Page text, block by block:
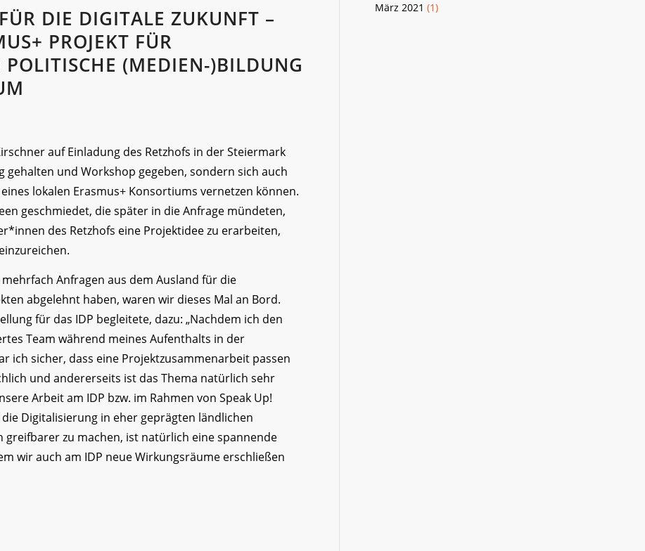
DIE DIGITALE ZUKUNFT –
PROJEKT FÜR
(MEDIEN-)BILDUNG
auf Einladung des Retzhofs in der Steiermark
und Workshop gegeben, sondern sich auch
lokalen Erasmus+ Konsortiums vernetzen können.
geschmiedet, die später in die Anfrage mündeten,
des Retzhofs eine Projektidee zu erarbeiten,
Anfragen aus dem Ausland für die
abgelehnt haben, waren wir dieses Mal an Bord.
für das IDP begleitete, dazu: „Nachdem ich den
Team während meines Aufenthalts in der
ich sicher, dass eine Projektzusammenarbeit passen
und andererseits ist das Thema natürlich sehr
Arbeit am IDP bzw. im Rahmen von Speak Up!
Digitalisierung in eher geprägten ländlichen
zu machen, ist natürlich eine spannende
wir auch am IDP neue Wirkungsräume erschließen
März 2021 (1)